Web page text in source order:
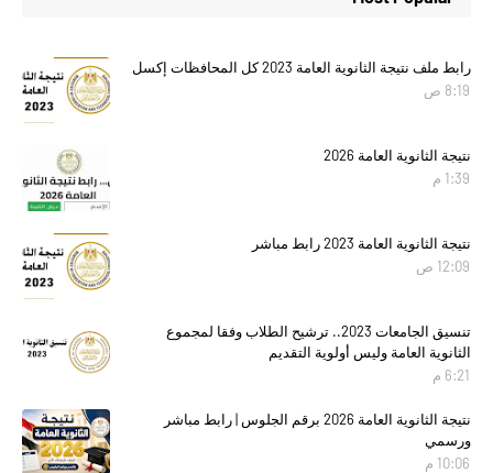
رابط ملف نتيجة الثانوية العامة 2023 كل المحافظات إكسل
8:19 ص
نتيجة الثانوية العامة 2026
1:39 م
نتيجة الثانوية العامة 2023 رابط مباشر
12:09 ص
تنسيق الجامعات 2023.. ترشيح الطلاب وفقا لمجموع
الثانوية العامة وليس أولوية التقديم
6:21 م
نتيجة الثانوية العامة 2026 برقم الجلوس | رابط مباشر
ورسمي
10:06 م